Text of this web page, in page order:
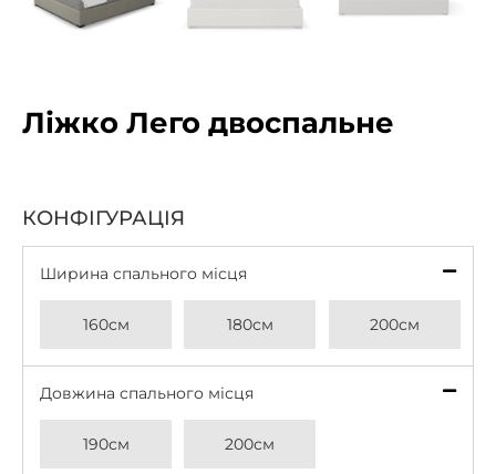
Ліжко Лего двоспальне
КОНФІГУРАЦІЯ
Ширина спального місця
160см 180см 200см
Довжина спального місця
190см 200см